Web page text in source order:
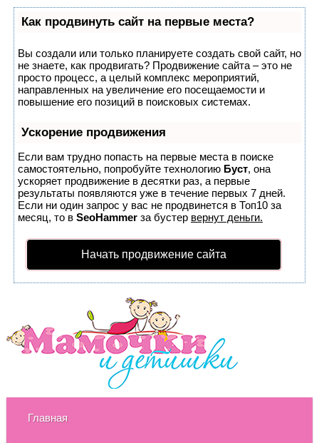
Как продвинуть сайт на первые места?
Вы создали или только планируете создать свой сайт, но
не знаете, как продвигать? Продвижение сайта – это не
просто процесс, а целый комплекс мероприятий,
направленных на увеличение его посещаемости и
повышение его позиций в поисковых системах.
Ускорение продвижения
Если вам трудно попасть на первые места в поиске
самостоятельно, попробуйте технологию Буст, она
ускоряет продвижение в десятки раз, а первые
результаты появляются уже в течение первых 7 дней.
Если ни один запрос у вас не продвинется в Топ10 за
месяц, то в SeoHammerза бустер вернут деньги.
Начать продвижение сайта
Главная